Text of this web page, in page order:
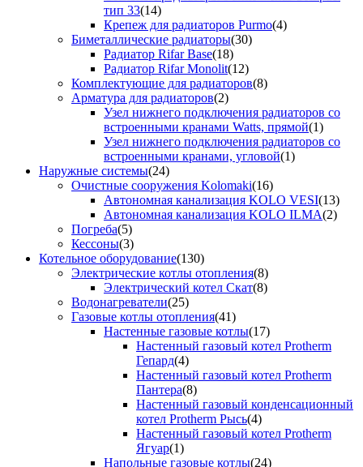
тип 33(14)
Крепеж для радиаторов Purmo(4)
Биметаллические радиаторы(30)
Радиатор Rifar Base(18)
Радиатор Rifar Monolit(12)
Комплектующие для радиаторов(8)
Арматура для радиаторов(2)
Узел нижнего подключения радиаторов со
встроенными кранами Watts, прямой(1)
Узел нижнего подключения радиаторов со
встроенными кранами, угловой(1)
Наружные системы(24)
Очистные сооружения Kolomaki(16)
Автономная канализация KOLO VESI(13)
Автономная канализация KOLO ILMA(2)
Погреба(5)
Кессоны(3)
Котельное оборудование(130)
Электрические котлы отопления(8)
Электрический котел Скат(8)
Водонагреватели(25)
Газовые котлы отопления(41)
Настенные газовые котлы(17)
Настенный газовый котел Protherm
Гепард(4)
Настенный газовый котел Protherm
Пантера(8)
Настенный газовый конденсационный
котел Protherm Рысь(4)
Настенный газовый котел Protherm
Ягуар(1)
Напольные газовые котлы(24)